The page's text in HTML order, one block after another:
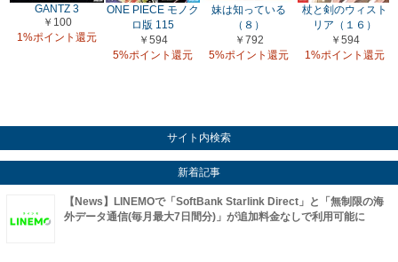
GANTZ 3
￥100
1%ポイント還元
ONE PIECE モノク
ロ版 115
￥594
5%ポイント還元
妹は知っている
（８）
￥792
5%ポイント還元
杖と剣のウィスト
リア（１６）
￥594
1%ポイント還元
サイト内検索
新着記事
【News】LINEMOで「SoftBank Starlink Direct」と「無制限の海
外データ通信(毎月最大7日間分)」が追加料金なしで利用可能に